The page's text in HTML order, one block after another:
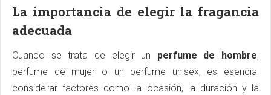
La importancia de elegir la fragancia
adecuada
Cuando se trata de elegir un perfume de hombre,
perfume de mujer o un perfume unisex, es esencial
considerar factores como la ocasión, la duración y la